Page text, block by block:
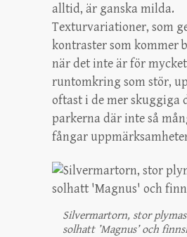
alltid, är ganska milda.
Texturvariationer, som
kontraster som kommer
när det inte är för
runtomkring som stör,
oftast i de mer skuggiga
parkerna där inte så
fångar
Silvermartorn, stor
solhatt ’Magnus’ och